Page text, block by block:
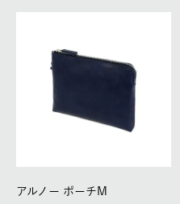
アルノー ポーチM